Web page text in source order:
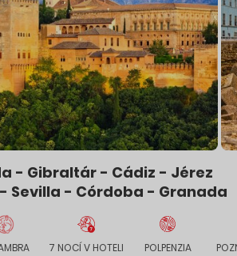
- Gibraltár - Cádiz - Jérez
Sevilla - Córdoba - Granada
7 NOCÍ V HOTELI POLPENZIA